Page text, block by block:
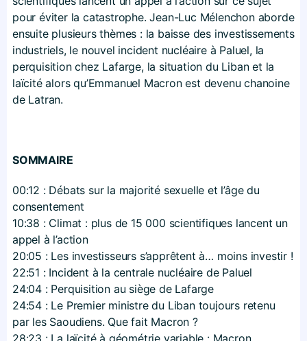
pour éviter la catastrophe. Jean-Luc Mélenchon aborde
ensuite plusieurs thèmes : la baisse des investissements
industriels, le nouvel incident nucléaire à Paluel, la
perquisition chez Lafarge, la situation du Liban et la
laïcité alors qu’Emmanuel Macron est devenu chanoine
de Latran.
SOMMAIRE
00:12 : Débats sur la majorité sexuelle et l’âge du
consentement
10:38 : Climat : plus de 15 000 scientifiques lancent un
appel à l’action
20:05 : Les investisseurs s’apprêtent à… moins investir !
22:51 : Incident à la centrale nucléaire de Paluel
24:04 : Perquisition au siège de Lafarge
24:54 : Le Premier ministre du Liban toujours retenu
par les Saoudiens. Que fait Macron ?
28:23 : La laïcité à géométrie variable : Macron